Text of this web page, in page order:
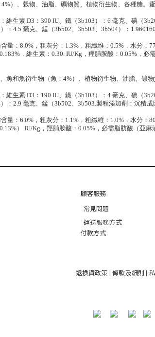
）、穀物、油脂、礦物質、植物衍生物、各種糖。
維生素 D3：390 IU、鐵（3b103）：6 毫克、碘（
：4.5 毫克、錳（3b502、3b503、3b504）：
量：8.0%，粗灰分：1.3%，粗纖維：0.5%，水分：
，維生素：0.30. IU/Kg，羥脯胺酸：0.05%，
魚和魚衍生物（魚：4%）、植物衍生物、油脂、礦
維生素 D3：190 IU、鐵（3b103）：4 毫克、碘（
：2.9 毫克、錳（3b502、3b503.製程添加劑：沉積成
量：6.0%，粗灰分：1.1%，粗纖維：1.0%，水分：
） IU/Kg，羥脯胺酸：0.05%，必需脂肪酸（亞
顧客服務
常見問題
運送服務方式
付款方式
退換貨政策 |條款及細則 |